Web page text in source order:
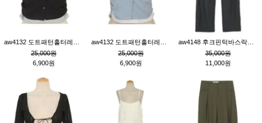
25,000원
6,900원
25,000원
6,900원
35,000원
11,000원